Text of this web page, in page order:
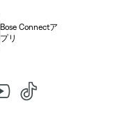
Bose Connectア
プリ